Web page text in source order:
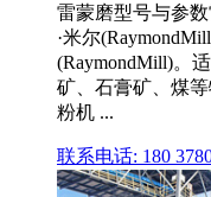
雷蒙磨型号与参数
·米尔
(RaymondMill)。
矿、石膏矿、煤
粉机 ...
联系电话: 180